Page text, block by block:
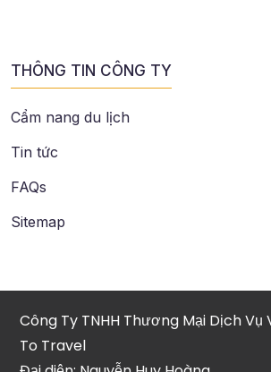
THÔNG TIN CÔNG TY
Cẩm nang du lịch
Tin tức
FAQs
Sitemap
Công Ty TNHH Thương Mại Dịch Vụ
To Travel